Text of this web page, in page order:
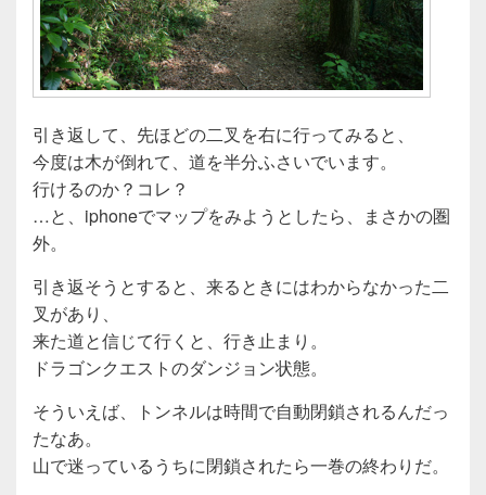
引き返して、先ほどの二叉を右に行ってみると、
今度は木が倒れて、道を半分ふさいでいます。
行けるのか？コレ？
…と、iphoneでマップをみようとしたら、まさかの圏
外。
引き返そうとすると、来るときにはわからなかった二
叉があり、
来た道と信じて行くと、行き止まり。
ドラゴンクエストのダンジョン状態。
そういえば、トンネルは時間で自動閉鎖されるんだっ
たなあ。
山で迷っているうちに閉鎖されたら一巻の終わりだ。